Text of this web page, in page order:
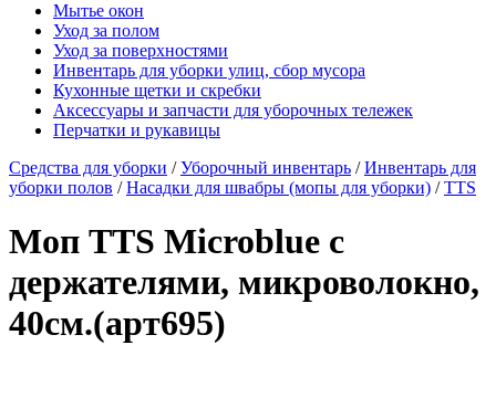
Мытье окон
Уход за полом
Уход за поверхностями
Инвентарь для уборки улиц, сбор мусора
Кухонные щетки и скребки
Аксессуары и запчасти для уборочных тележек
Перчатки и рукавицы
Средства для уборки /Уборочный инвентарь /Инвентарь для
уборки полов /Насадки для швабры (мопы для уборки) /TTS
Моп TTS Microblue с
держателями, микроволокно,
40см.(арт695)